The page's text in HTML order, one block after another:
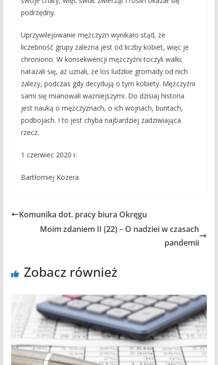
podrzędny.
Uprzywilejowanie mężczyzn wynikało stąd, że
liczebność grupy zależna jest od liczby kobiet, więc je
chroniono. W konsekwencji mężczyźni toczyli walki,
narażali się, aż uznali, że los ludzkie gromady od nich
zależy, podczas gdy decydują o tym kobiety. Mężczyźni
sami się mianowali ważniejszymi. Do dzisiaj historia
jest nauką o mężczyznach, o ich wojnach, buntach,
podbojach. I to jest chyba najbardziej zadziwiająca
rzecz.
1 czerwiec 2020 r.
Bartłomiej Kozera
Komunika dot. pracy biura Okręgu
Moim zdaniem II (22) – O nadziei w czasach
pandemii
Zobacz również